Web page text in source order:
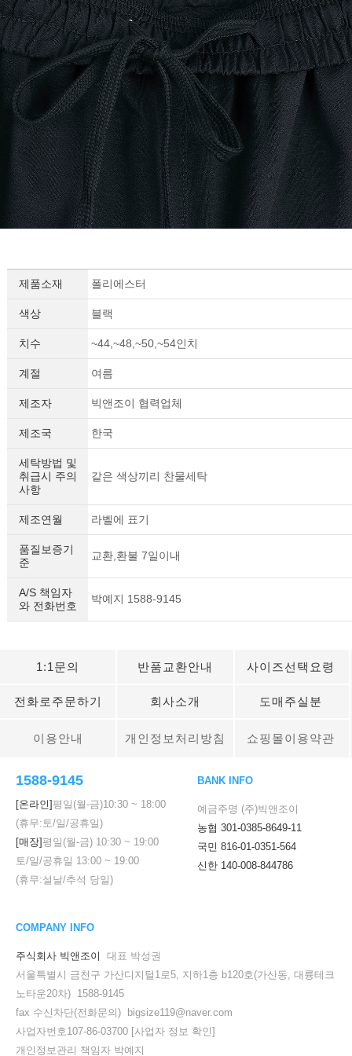
제품소재 폴리에스터
색상 블랙
치수 ~44,~48,~50,~54인치
계절 여름
제조자 빅앤조이 협력업체
제조국 한국
세탁방법 및
취급시 주의
사항
같은 색상끼리 찬물세탁
제조연월 라벨에 표기
품질보증기
준
교환,환불 7일이내
A/S 책임자
와 전화번호
박예지 1588-9145
1:1문의 반품교환안내 사이즈선택요령
전화로주문하기 회사소개 도매주실분
이용안내 개인정보처리방침 쇼핑몰이용약관
1588-9145
[온라인]평일(월-금)10:30 ~ 18:00
(휴무:토/일/공휴일)
[매장]평일(월-금) 10:30 ~ 19:00
토/일/공휴일 13:00 ~ 19:00
(휴무:설날/추석 당일)
BANK INFO
예금주명 (주)빅앤조이
농협 301-0385-8649-11
국민 816-01-0351-564
신한 140-008-844786
COMPANY INFO
주식회사 빅앤조이
대표 박성권
서울특별시 금천구 가산디지털1로5, 지하1층 b120호(가산동, 대륭테크
노타운20차) 1588-9145
fax 수신차단(전화문의) bigsize119@naver.com
사업자번호107-86-03700 [사업자 정보 확인]
개인정보관리 책임자 박예지